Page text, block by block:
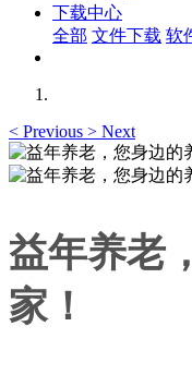
下载中心
全部 文件下载 软
< Previous > Next
益年养老
家！